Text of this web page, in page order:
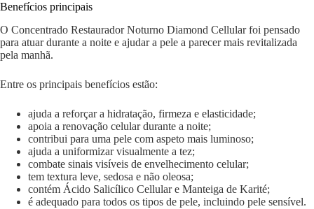
Benefícios principais
O Concentrado Restaurador Noturno Diamond Cellular foi pensado
para atuar durante a noite e ajudar a pele a parecer mais revitalizada
pela manhã.
Entre os principais benefícios estão:
ajuda a reforçar a hidratação, firmeza e elasticidade;
apoia a renovação celular durante a noite;
contribui para uma pele com aspeto mais luminoso;
ajuda a uniformizar visualmente a tez;
combate sinais visíveis de envelhecimento celular;
tem textura leve, sedosa e não oleosa;
contém Ácido Salicílico Cellular e Manteiga de Karité;
é adequado para todos os tipos de pele, incluindo pele sensível.